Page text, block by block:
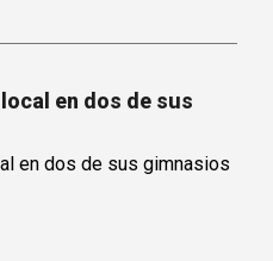
en dos de sus